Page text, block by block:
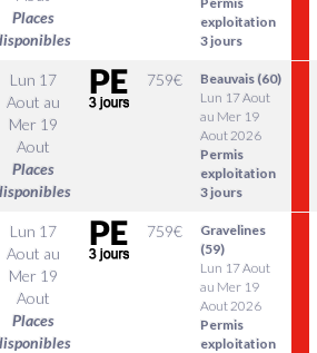
Places
exploitation
3 jours
Lun 17
Aout au
Mer 19
Aout
Places
759€
Beauvais (60)
Lun 17 Aout
au Mer 19
Aout 2026
Permis
exploitation
3 jours
Lun 17
Aout au
Mer 19
Aout
Places
759€
Gravelines
(59)
Lun 17 Aout
au Mer 19
Aout 2026
Permis
exploitation